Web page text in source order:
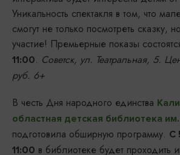
Уникальность спектакля в том, что
смогут не только посмотреть сказку,
участие! Премьерные показы
11:00. Советск, ул. Театральная, 5.
руб. 6+
В честь Дня народного единства
областная детская библиотека
подготовила обширную программу. С
11:00 в библиотеке будет проходить